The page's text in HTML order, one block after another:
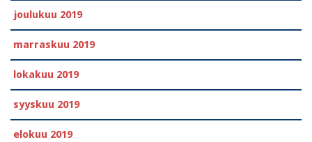
joulukuu 2019
marraskuu 2019
lokakuu 2019
syyskuu 2019
elokuu 2019